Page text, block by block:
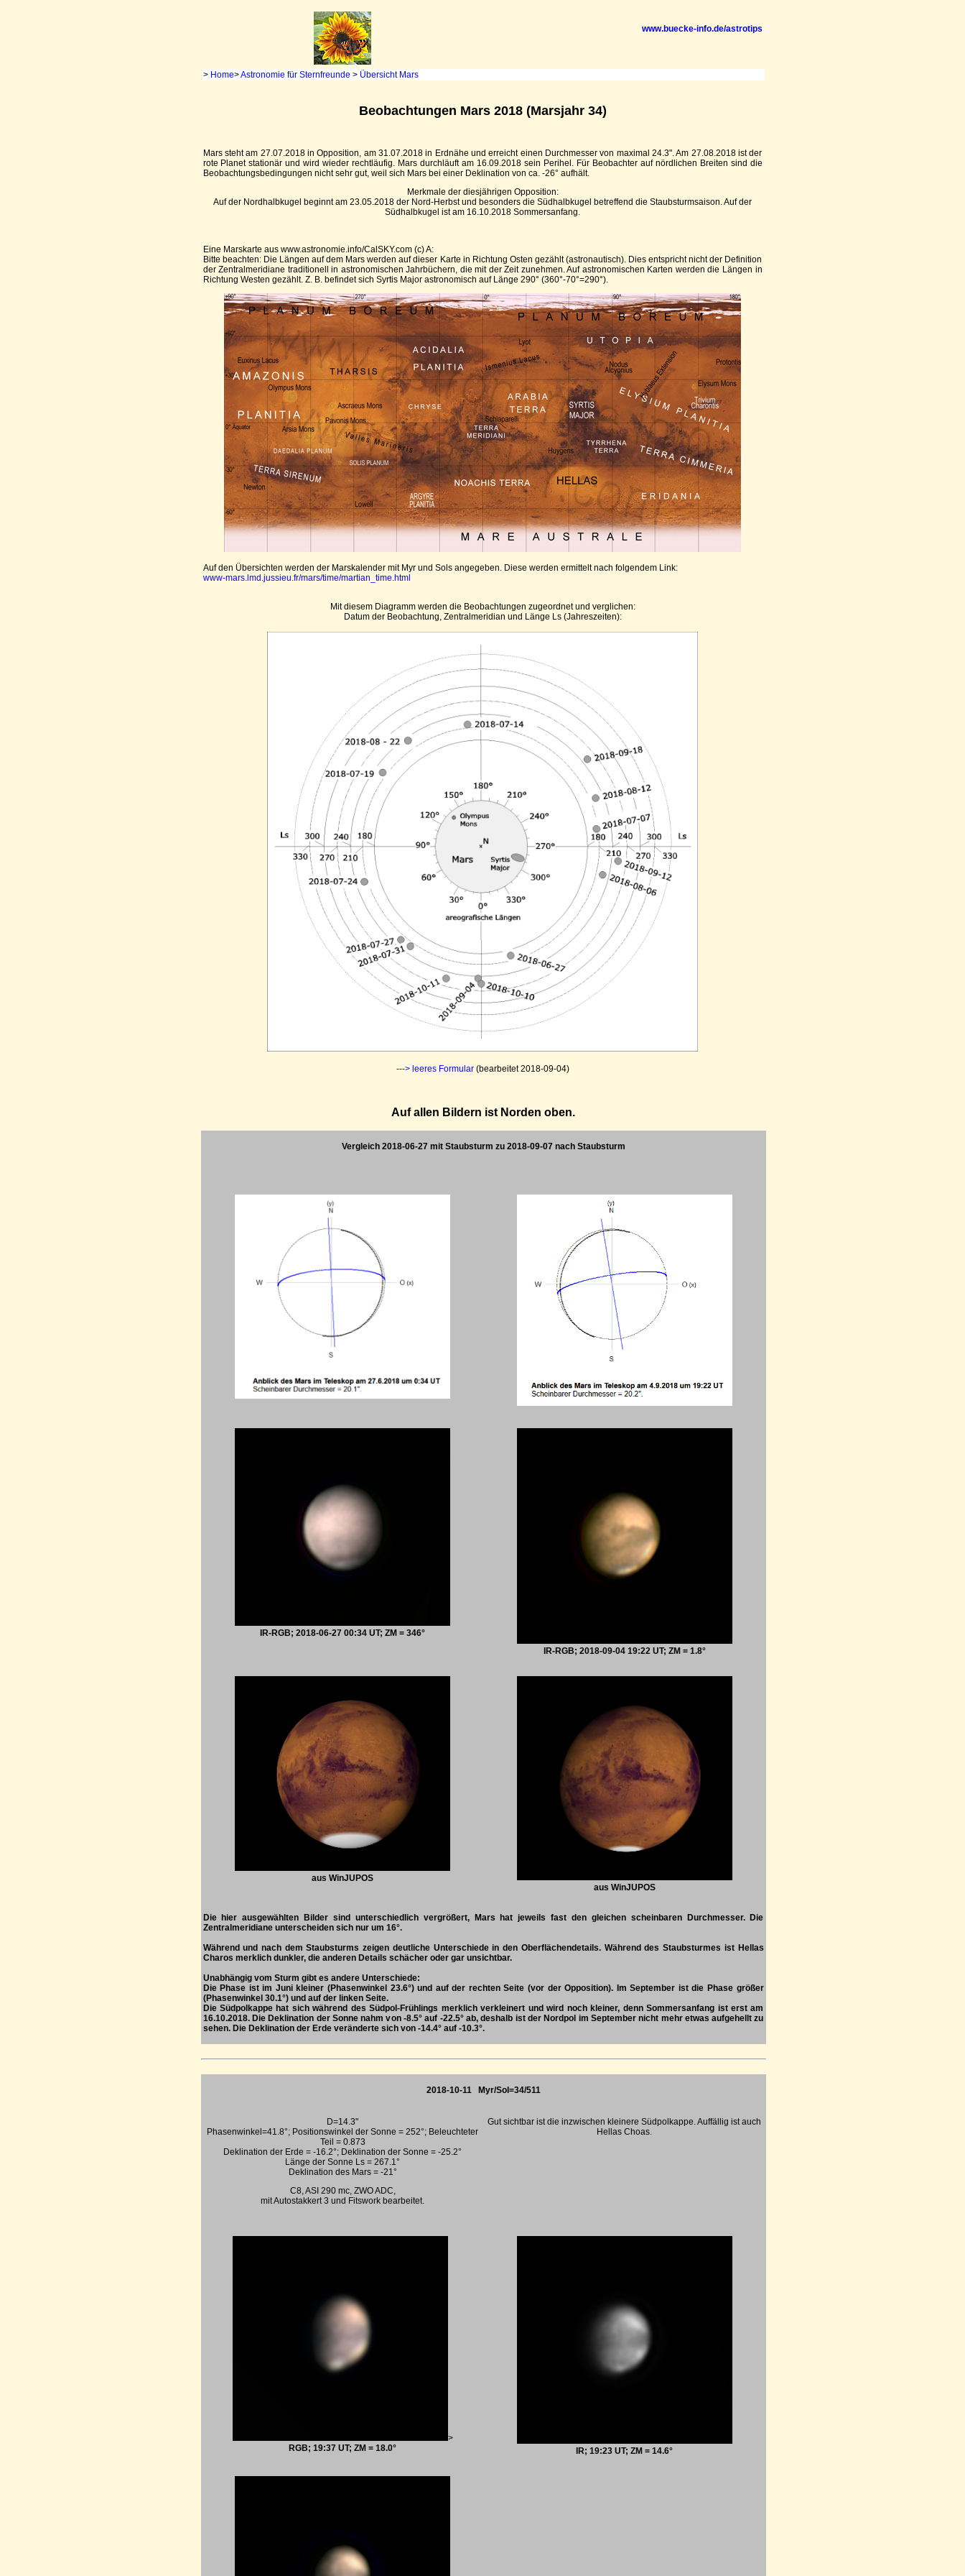
www.buecke-info.de/astrotips
>Home>Astronomie für Sternfreunde >Übersicht Mars
Beobachtungen Mars 2018 (Marsjahr 34)
Mars steht am 27.07.2018 in Opposition, am 31.07.2018 in Erdnähe und erreicht einen Durchmesser von maximal 24.3". Am 27.08.2018 ist der
rote Planet stationär und wird wieder rechtläufig. Mars durchläuft am 16.09.2018 sein Perihel. Für Beobachter auf nördlichen Breiten sind die
Beobachtungsbedingungen nicht sehr gut, weil sich Mars bei einer Deklination von ca. -26° aufhält.
Merkmale der diesjährigen Opposition:
Auf der Nordhalbkugel beginnt am 23.05.2018 der Nord-Herbst und besonders die Südhalbkugel betreffend die Staubsturmsaison. Auf der
Südhalbkugel ist am 16.10.2018 Sommersanfang.
Eine Marskarte aus www.astronomie.info/CalSKY.com (c) A:
Bitte beachten: Die Längen auf dem Mars werden auf dieser Karte in Richtung Osten gezählt (astronautisch). Dies entspricht nicht der Definition
der Zentralmeridiane traditionell in astronomischen Jahrbüchern, die mit der Zeit zunehmen. Auf astronomischen Karten werden die Längen in
Richtung Westen gezählt. Z. B. befindet sich Syrtis Major astronomisch auf Länge 290° (360°-70°=290°).
Auf den Übersichten werden der Marskalender mit Myr und Sols angegeben. Diese werden ermittelt nach folgendem Link:
www-mars.lmd.jussieu.fr/mars/time/martian_time.html
Mit diesem Diagramm werden die Beobachtungen zugeordnet und verglichen:
Datum der Beobachtung, Zentralmeridian und Länge Ls (Jahreszeiten):
---> leeres Formular(bearbeitet 2018-09-04)
Auf allen Bildern ist Norden oben.
Vergleich 2018-06-27 mit Staubsturm zu 2018-09-07 nach Staubsturm
IR-RGB; 2018-06-27 00:34 UT; ZM = 346°
IR-RGB; 2018-09-04 19:22 UT; ZM = 1.8°
aus WinJUPOS
aus WinJUPOS
Die hier ausgewählten Bilder sind unterschiedlich vergrößert, Mars hat jeweils fast den gleichen scheinbaren Durchmesser. Die
Zentralmeridiane unterscheiden sich nur um 16°.
Während und nach dem Staubsturms zeigen deutliche Unterschiede in den Oberflächendetails. Während des Staubsturmes ist Hellas
Charos merklich dunkler, die anderen Details schächer oder gar unsichtbar.
Unabhängig vom Sturm gibt es andere Unterschiede:
Die Phase ist im Juni kleiner (Phasenwinkel 23.6°) und auf der rechten Seite (vor der Opposition). Im September ist die Phase größer
(Phasenwinkel 30.1°) und auf der linken Seite.
Die Südpolkappe hat sich während des Südpol-Frühlings merklich verkleinert und wird noch kleiner, denn Sommersanfang ist erst am
16.10.2018. Die Deklination der Sonne nahm von -8.5° auf -22.5° ab, deshalb ist der Nordpol im September nicht mehr etwas aufgehellt zu
sehen. Die Deklination der Erde veränderte sich von -14.4° auf -10.3°.
2018-10-11 Myr/Sol=34/511
D=14.3"
Phasenwinkel=41.8°; Positionswinkel der Sonne = 252°; Beleuchteter
Teil = 0.873
Deklination der Erde = -16.2°; Deklination der Sonne = -25.2°
Länge der Sonne Ls = 267.1°
Deklination des Mars = -21°
C8, ASI 290 mc, ZWO ADC,
mit Autostakkert 3 und Fitswork bearbeitet.
Gut sichtbar ist die inzwischen kleinere Südpolkappe. Auffällig ist auch
Hellas Choas.
>
RGB; 19:37 UT; ZM = 18.0°
IR; 19:23 UT; ZM = 14.6°